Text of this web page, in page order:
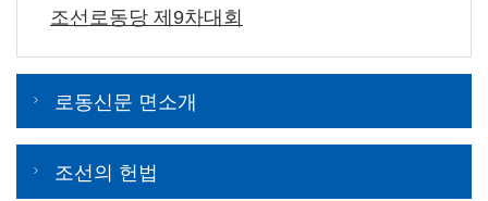
조선로동당 제9차대회
로동신문 면소개
조선의 헌법